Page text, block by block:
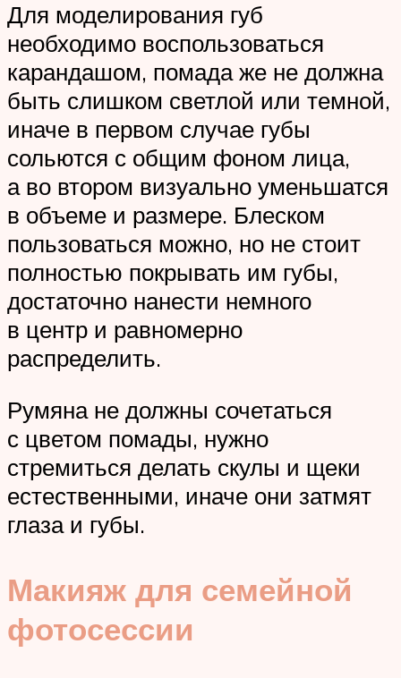
Для моделирования губ
необходимо воспользоваться
карандашом, помада же не должна
быть слишком светлой или темной,
иначе в первом случае губы
сольются с общим фоном лица,
а во втором визуально уменьшатся
в объеме и размере. Блеском
пользоваться можно, но не стоит
полностью покрывать им губы,
достаточно нанести немного
в центр и равномерно
распределить.
Румяна не должны сочетаться
с цветом помады, нужно
стремиться делать скулы и щеки
естественными, иначе они затмят
глаза и губы.
Макияж для семейной
фотосессии